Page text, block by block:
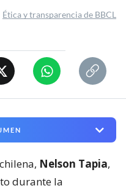
Ética y transparencia de BBCL
Nelson Tapia,
durante la